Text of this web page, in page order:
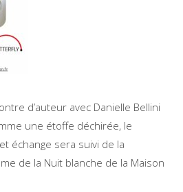
d’auteur avec Danielle Bellini
une étoffe déchirée, le
échange sera suivi de la
de la Nuit blanche de la Maison